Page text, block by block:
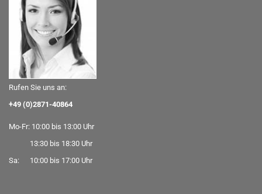
Rufen Sie uns an:
+49 (0)2871-40864
Mo-Fr: 10:00 bis 13:00 Uhr
13:30 bis 18:30 Uhr
Sa: 10:00 bis 17:00 Uhr